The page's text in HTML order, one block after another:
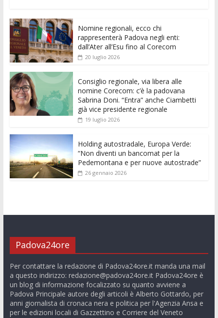
e
b
o
o
k
itt
er l s
A
p
p
ss
e
n
er
di
t
k
e
dI
di
vi
Nomine regionali, ecco chi
rappresenterà Padova negli enti:
dall’Ater all’Esu fino al Corecom
20 luglio 2026
Consiglio regionale, via libera alle
nomine Corecom: c’è la padovana
Sabrina Doni. “Entra” anche Ciambetti
già vice presidente regionale
19 luglio 2026
Holding autostradale, Europa Verde:
“Non diventi un bancomat per la
Pedemontana e per nuove autostrade”
26 gennaio 2026
Padova24ore
Per contattare la redazione di Padova24ore.it manda una mail
a questo indirizzo: redazione@padova24ore.itPadova24ore è
un blog di informazione focalizzato su quanto avviene a
Padova Principale autore degli articoli è Alberto Gottardo, per
anni giornalista di cronaca nera e politica per l'Agenzia Ansa e
per le edizioni locali di Gazzettino e Corriere del Veneto